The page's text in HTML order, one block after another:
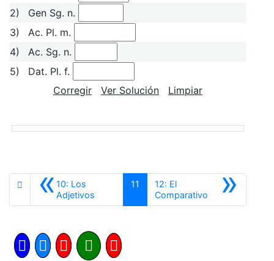
2)
Gen Sg. n.
3)
Ac. Pl. m.
4)
Ac. Sg. n.
5)
Dat. Pl. f.
Corregir
Ver Solución Limpiar
«10: Los
Adjetivos
11 »
12: El
Comparativo Siguiente